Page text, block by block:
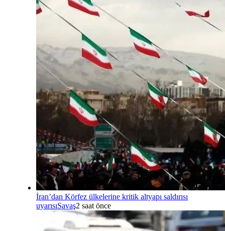
İran’dan Körfez ülkelerine kritik altyapı saldırısı
uyarısıSavaş2 saat önce